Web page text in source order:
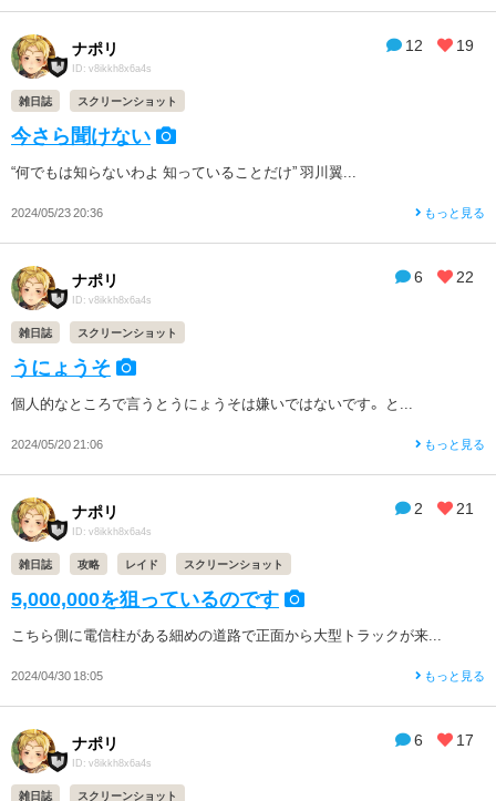
12 19
ナポリ
ID: v8ikkh8x6a4s
雑日誌 スクリーンショット
今さら聞けない
“何でもは知らないわよ 知っていることだけ” 羽川翼...
2024/05/23 20:36 もっと見る
6 22
ナポリ
ID: v8ikkh8x6a4s
雑日誌 スクリーンショット
うにょうそ
個人的なところで言うとうにょうそは嫌いではないです。 と...
2024/05/20 21:06 もっと見る
2 21
ナポリ
ID: v8ikkh8x6a4s
雑日誌 攻略 レイド スクリーンショット
5,000,000を狙っているのです
こちら側に電信柱がある細めの道路で正面から大型トラックが来...
2024/04/30 18:05 もっと見る
6 17
ナポリ
ID: v8ikkh8x6a4s
雑日誌 スクリーンショット